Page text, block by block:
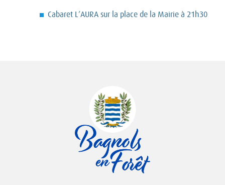
Cabaret L’AURA sur la place de la Mairie à 21h30